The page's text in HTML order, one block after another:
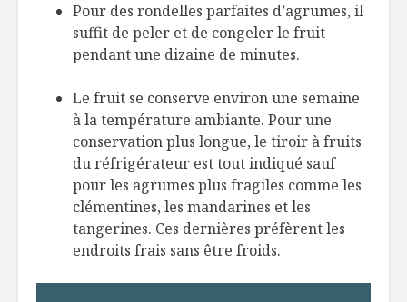
Pour des rondelles parfaites d’agrumes, il
suffit de peler et de congeler le fruit
pendant une dizaine de minutes.
Le fruit se conserve environ une semaine
à la température ambiante. Pour une
conservation plus longue, le tiroir à fruits
du réfrigérateur est tout indiqué sauf
pour les agrumes plus fragiles comme les
clémentines, les mandarines et les
tangerines. Ces dernières préfèrent les
endroits frais sans être froids.